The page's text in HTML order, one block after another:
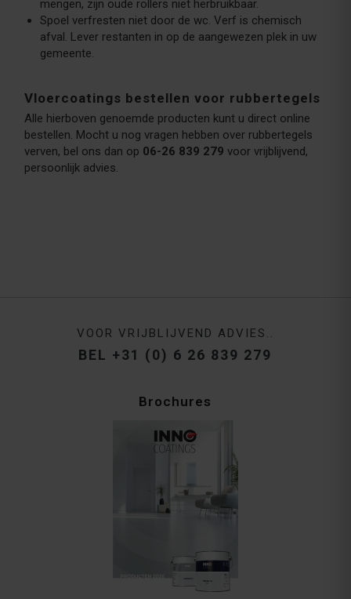
mengen, zijn oude rollers niet herbruikbaar.
Spoel verfresten niet door de wc. Verf is chemisch
afval. Lever restanten in op de aangewezen plek in uw
gemeente.
Vloercoatings bestellen voor rubbertegels
Alle hierboven genoemde producten kunt u direct online
bestellen. Mocht u nog vragen hebben over rubbertegels
verven, bel ons dan op 06-26 839 279 voor vrijblijvend,
persoonlijk advies.
VOOR VRIJBLIJVEND ADVIES..
BEL +31 (0) 6 26 839 279
Brochures